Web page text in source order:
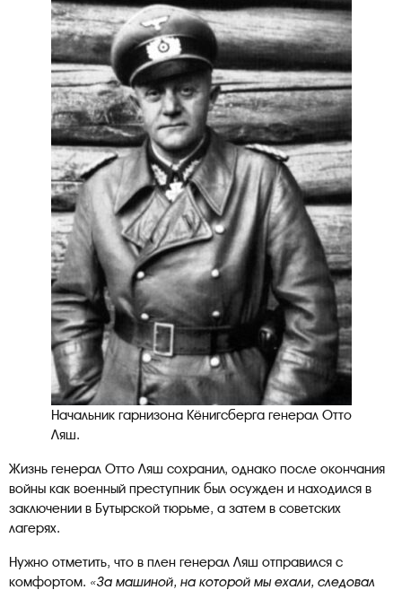
Начальник гарнизона Кёнигсберга генерал Отто
Ляш.
Жизнь генерал Отто Ляш сохранил, однако после окончания
войны как военный преступник был осужден и находился в
заключении в Бутырской тюрьме, а затем в советских
лагерях.
Нужно отметить, что в плен генерал Ляш отправился с
комфортом. «За машиной, на которой мы ехали, следовал